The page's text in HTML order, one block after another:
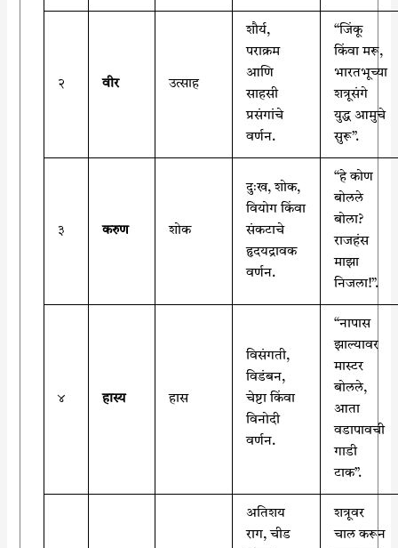
२ वीर उत्साह
शौर्य,
पराक्रम
आणि
साहसी
प्रसंगांचे
वर्णन.
“जिंकू
किंवा मरू,
भारतभूच्या
शत्रूसंगे
युद्ध आमुचे
सुरू”.
३ करुण शोक
दुःख, शोक,
वियोग किंवा
संकटाचे
हृदयद्रावक
वर्णन.
“हे कोण
बोलले
बोला?
राजहंस
माझा
निजला!”.
४ हास्य हास
विसंगती,
विडंबन,
चेष्टा किंवा
विनोदी
वर्णन.
“नापास
झाल्यावर
मास्टर
बोलले,
आता
वडापावची
गाडी
टाक”.
अतिशय
राग, चीड
शत्रूवर
चाल करून